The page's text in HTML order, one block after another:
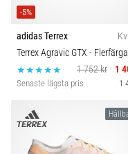
är
ett
mycket
vanligt
hälsoproblem
som
drabbas
av.
Vad…
-5%
adidas Terrex
Terrex Agravic GTX -
1 752 kr
1
Senaste lägsta pris 1